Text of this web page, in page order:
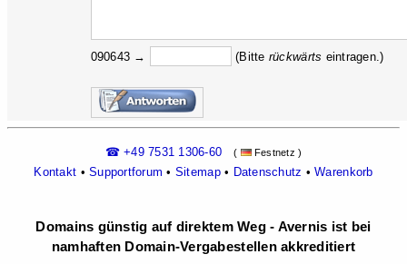
090643 → (Bitte rückwärts eintragen.)
☎ +49 7531 1306-60 ( Festnetz )
Kontakt •Supportforum • Sitemap• Datenschutz •Warenkorb
Domains günstig auf direktem Weg - Avernis ist bei
namhaften Domain-Vergabestellen akkreditiert